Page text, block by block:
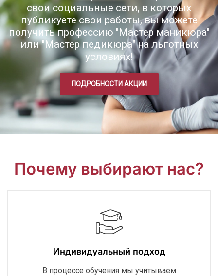
свои социальные сети, в которых
публикуете свои работы, вы можете
получить профессию "Мастер маникюра"
или "Мастер педикюра" на льготных
условиях!
ПОДРОБНОСТИ АКЦИИ
Почему выбирают нас?
Индивидуальный подход
В процессе обучения мы учитываем